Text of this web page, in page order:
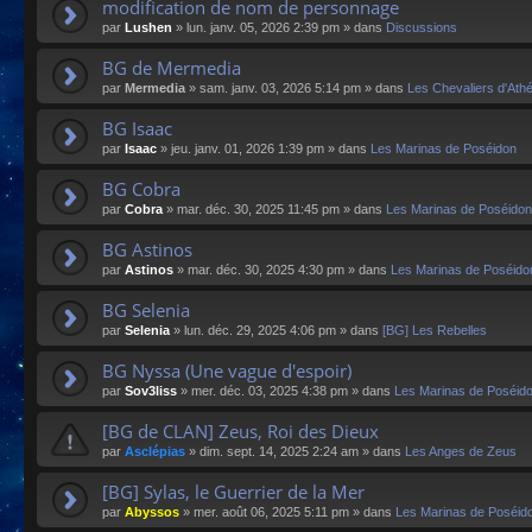
modification de nom de personnage
par Lushen » lun. janv. 05, 2026 2:39 pm » dans Discussions
BG de Mermedia
par Mermedia » sam. janv. 03, 2026 5:14 pm » dans Les Chevaliers
BG Isaac
par Isaac » jeu. janv. 01, 2026 1:39 pm » dans Les Marinas de Poséidon
BG Cobra
par Cobra» mar. déc. 30, 2025 11:45 pm » dans Les Marinas de Poséidon
BG Astinos
par Astinos » mar. déc. 30, 2025 4:30 pm » dans Les Marinas de
BG Selenia
par Selenia» lun. déc. 29, 2025 4:06 pm » dans [BG] Les Rebelles
BG Nyssa (Une vague d'espoir)
par Sov3liss » mer. déc. 03, 2025 4:38 pm » dans Les Marinas de
[BG de CLAN] Zeus, Roi des Dieux
par Asclépias » dim. sept. 14, 2025 2:24 am » dans Les Anges de Zeus
[BG] Sylas, le Guerrier de la Mer
par Abyssos » mer. août 06, 2025 5:11 pm » dans Les Marinas de